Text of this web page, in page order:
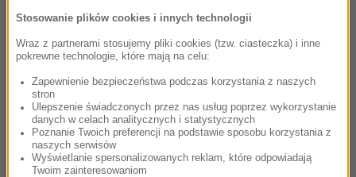
Po około 32 godzinach zmęczony śmiałek myślał o
rezygnacji. – Zacząłem mieć halucynacje, zasypiałem na
stojąco – przyznał. Odzyskał energię, kiedy zobaczył ludzi
zbierających się w browarze, by być świadkami pobicia
rekordu.
Purchase zaśpiewał m.in. „White Christmas” i „Winter
Wonderland”. Wykonał również utwór Mariah Carey „All I
Want for Christmas Is You” oraz „Merry Christmas” Eda
Stosowanie plików cookies i innych technologii
Wraz z partnerami stosujemy pliki cookies (tzw. ciasteczka) i inne
pokrewne technologie, które mają na celu:
Zapewnienie bezpieczeństwa podczas korzystania z naszych
stron
Ulepszenie świadczonych przez nas usług poprzez wykorzystanie
danych w celach analitycznych i statystycznych
Poznanie Twoich preferencji na podstawie sposobu korzystania z
naszych serwisów
Wyświetlanie spersonalizowanych reklam, które odpowiadają
Twoim zainteresowaniom